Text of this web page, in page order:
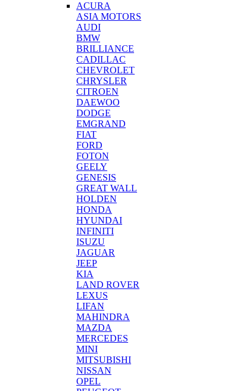
ACURA
ASIA MOTORS
AUDI
BMW
BRILLIANCE
CADILLAC
CHEVROLET
CHRYSLER
CITROEN
DAEWOO
DODGE
EMGRAND
FIAT
FORD
FOTON
GEELY
GENESIS
GREAT WALL
HOLDEN
HONDA
HYUNDAI
INFINITI
ISUZU
JAGUAR
JEEP
KIA
LAND ROVER
LEXUS
LIFAN
MAHINDRA
MAZDA
MERCEDES
MINI
MITSUBISHI
NISSAN
OPEL